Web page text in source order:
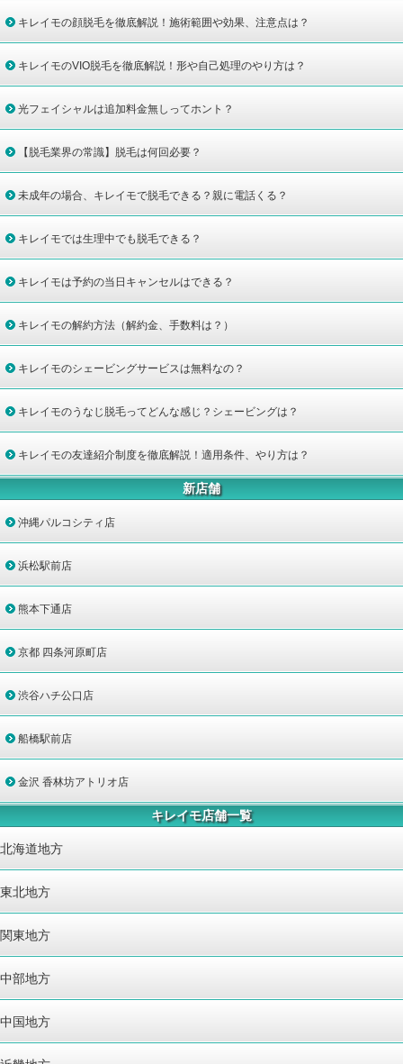
キレイモの顔脱毛を徹底解説！施術範囲や効果、注意点は？
キレイモのVIO脱毛を徹底解説！形や自己処理のやり方は？
光フェイシャルは追加料金無しってホント？
【脱毛業界の常識】脱毛は何回必要？
未成年の場合、キレイモで脱毛できる？親に電話くる？
キレイモでは生理中でも脱毛できる？
キレイモは予約の当日キャンセルはできる？
キレイモの解約方法（解約金、手数料は？）
キレイモのシェービングサービスは無料なの？
キレイモのうなじ脱毛ってどんな感じ？シェービングは？
キレイモの友達紹介制度を徹底解説！適用条件、やり方は？
新店舗
沖縄パルコシティ店
浜松駅前店
熊本下通店
京都 四条河原町店
渋谷ハチ公口店
船橋駅前店
金沢 香林坊アトリオ店
キレイモ店舗一覧
北海道地方
東北地方
関東地方
中部地方
中国地方